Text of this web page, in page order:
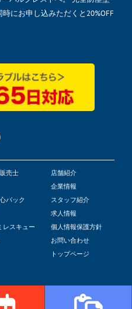
にお申し込みただくと20%OFF
売士
パック
レスキュー
店舗紹介
企業情報
スタッフ紹介
求人情報
個人情報保護方針
お問い合わせ
トップページ